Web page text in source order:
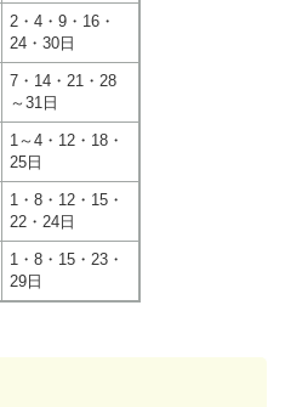
2・4・9・16・
24・30日
7・14・21・28
～31日
1～4・12・18・
25日
1・8・12・15・
22・24日
1・8・15・23・
29日